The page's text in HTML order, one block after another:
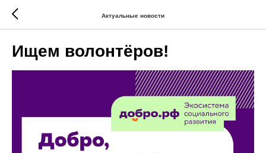
Актуальные новости
Ищем волонтёров!